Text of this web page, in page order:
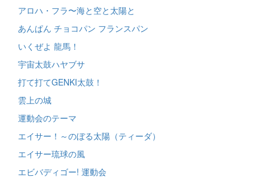
アロハ・フラ〜海と空と太陽と
あんぱん チョコパン フランスパン
いくぜよ 龍馬！
宇宙太鼓ハヤブサ
打て打てGENKI太鼓！
雲上の城
運動会のテーマ
エイサー！～のぼる太陽（ティーダ）
エイサー琉球の風
エビバディゴー! 運動会